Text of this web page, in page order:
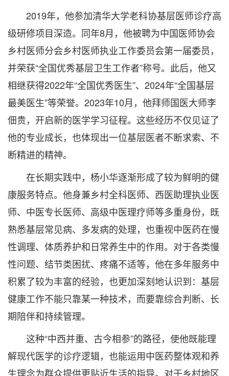
2019年，他参加清华大学老科协基层医师诊疗高
级研修项目深造。同年8月，他被聘为中国医师协会
乡村医师分会乡村医师执业工作委员会第一届委员，
并荣获“全国优秀基层卫生工作者”称号。此后，他又
相继获得2022年“全国优秀医生”、2024年“全国基层
最美医生”等荣誉。2023年10月，他拜师国医大师李
佃贵，开启新的医学学习征程。这些经历不仅见证了
他的专业成长，也体现出一位基层医者不断求索、不
断精进的精神。
在长期实践中，杨小华逐渐形成了较为鲜明的健
康服务特点。他身兼乡村全科医师、西医助理执业医
师、中医专长医师、高级中医理疗师等多重身份，既
熟悉基层常见病、多发病的处理，也重视中医药在慢
性调理、体质养护和日常养生中的作用。对于各类慢
性问题、结节类困扰、疼痛不适等，他在多年服务中
积累了较为丰富的经验，也更加深刻地认识到：基层
健康工作不能只靠某一种技术，而要靠综合判断、长
期陪伴和持续管理。
这种“中西并重、古今相参”的路径，使他既能理
解现代医学的诊疗逻辑，也能运用中医药整体观和养
生理念为群众提供更贴近生活的指导。对于乡村地区